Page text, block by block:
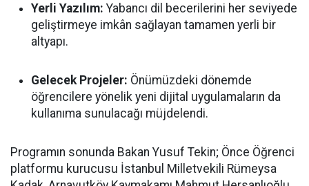
Yerli Yazılım: Yabancı dil becerilerini her seviyede
geliştirmeye imkân sağlayan tamamen yerli bir
altyapı.
Gelecek Projeler: Önümüzdeki dönemde
öğrencilere yönelik yeni dijital uygulamaların da
kullanıma sunulacağı müjdelendi.
Programın sonunda Bakan Yusuf Tekin; Önce Öğrenci
platformu kurucusu İstanbul Milletvekili Rümeysa